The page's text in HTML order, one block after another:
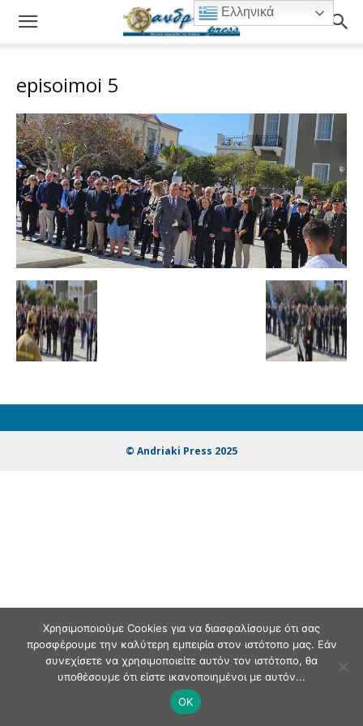
episoimoi 5
© Andriaki Press 2025
Ελληνικά
Χρησιμοποιούμε Cookies για να διασφαλίσουμε ότι σας
προσφέρουμε την καλύτερη εμπειρία στον ιστότοπο μας. Εάν
συνεχίσετε να χρησιμοποιείτε αυτόν τον ιστότοπο, θα
υποθέσουμε ότι είστε ικανοποιημένοι με αυτόν...
OK